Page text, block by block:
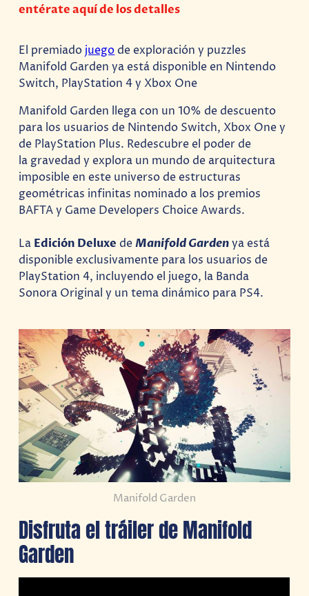
entérate aquí de los detalles
El premiado juegode exploración y puzzles
Manifold Garden ya está disponible en Nintendo
Switch, PlayStation 4 y Xbox One
Manifold Garden llega con un 10% de descuento
para los usuarios de Nintendo Switch, Xbox One y
de PlayStation Plus. Redescubre el poder de
la gravedad y explora un mundo de arquitectura
imposible en este universo de estructuras
geométricas infinitas nominado a los premios
BAFTA y Game Developers Choice Awards.
La Edición Deluxe deManifold Gardenya está
disponible exclusivamente para los usuarios de
PlayStation 4, incluyendo el juego, la Banda
Sonora Original y un tema dinámico para PS4.
Manifold Garden
Disfruta el tráiler de Manifold
Garden